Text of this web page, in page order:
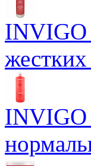
INVIGO
INVIGO